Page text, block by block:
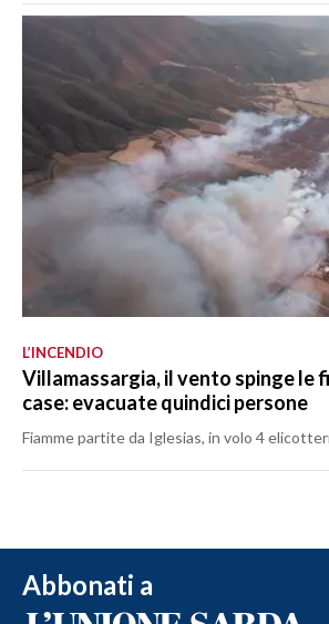
L’INCENDIO
Villamassargia, il vento spinge le
case: evacuate quindici persone
Fiamme partite da Iglesias, in volo 4
Abbonati a